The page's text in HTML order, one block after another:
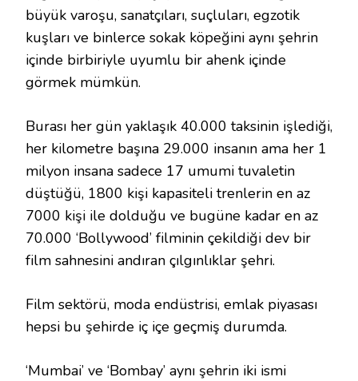
büyük varoşu, sanatçıları, suçluları, egzotik
kuşları ve binlerce sokak köpeğini aynı şehrin
içinde birbiriyle uyumlu bir ahenk içinde
görmek mümkün.
Burası her gün yaklaşık 40.000 taksinin işlediği,
her kilometre başına 29.000 insanın ama her 1
milyon insana sadece 17 umumi tuvaletin
düştüğü, 1800 kişi kapasiteli trenlerin en az
7000 kişi ile dolduğu ve bugüne kadar en az
70.000 ‘Bollywood’ filminin çekildiği dev bir
film sahnesini andıran çılgınlıklar şehri.
Film sektörü, moda endüstrisi, emlak piyasası
hepsi bu şehirde iç içe geçmiş durumda.
‘Mumbai’ ve ‘Bombay’ aynı şehrin iki ismi